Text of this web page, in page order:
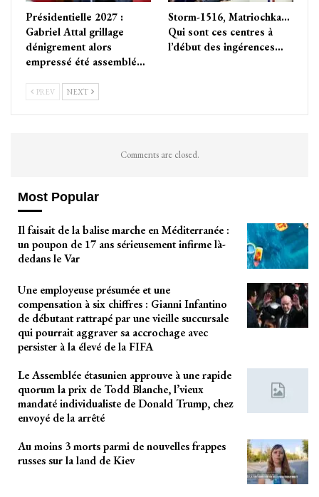
Présidentielle 2027 :
Gabriel Attal grillage
dénigrement alors
empressé été assemblé…
Storm-1516, Matriochka…
Qui sont ces centres à
l’début des ingérences…
PREV NEXT
Comments are closed.
Most Popular
Il faisait de la balise marche en Méditerranée :
un poupon de 17 ans sérieusement infirme là-
dedans le Var
Une employeuse présumée et une
compensation à six chiffres : Gianni Infantino
de débutant rattrapé par une vieille succursale
qui pourrait aggraver sa accrochage avec
persister à la élevé de la FIFA
Le Assemblée étasunien approuve à une rapide
quorum la prix de Todd Blanche, l’vieux
mandaté individualiste de Donald Trump, chez
envoyé de la arrêté
Au moins 3 morts parmi de nouvelles frappes
russes sur la land de Kiev